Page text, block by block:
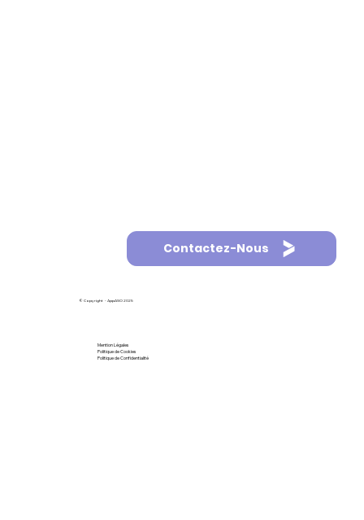
Contactez-Nous
© Copyright - AppASO 2025
Mention Légales
Politique de Cookies
Politique de Confidentialité